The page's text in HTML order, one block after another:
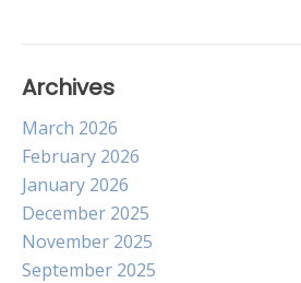
Archives
March 2026
February 2026
January 2026
December 2025
November 2025
September 2025